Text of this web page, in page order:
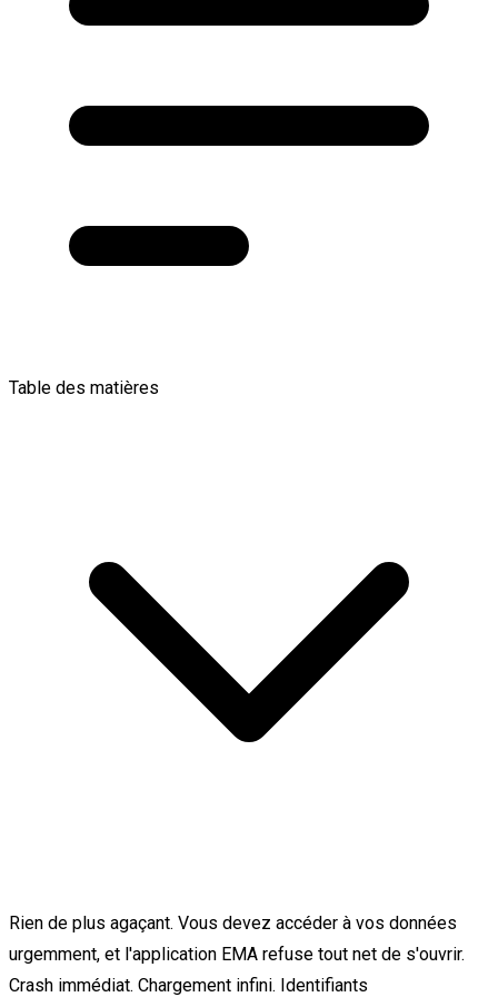
Table des matières
Rien de plus agaçant. Vous devez accéder à vos données
urgemment, et l'application EMA refuse tout net de s'ouvrir.
Crash immédiat. Chargement infini. Identifiants